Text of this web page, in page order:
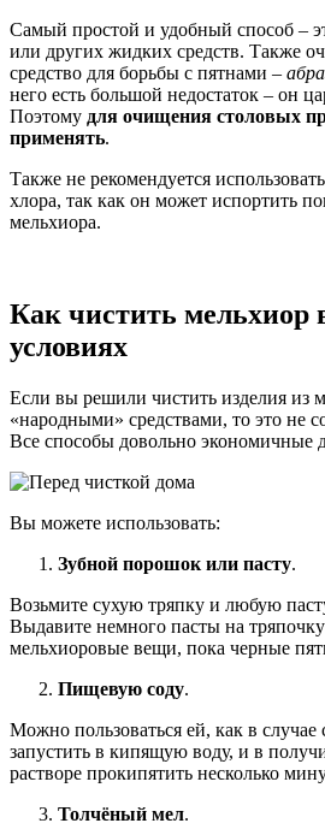
Самый простой и удобный способ –
или других жидких средств. Также
средство для борьбы с пятнами –
него есть большой недостаток – он
Поэтому для очищения столовых
применять.
Также не рекомендуется
хлора, так как он может испортить
мельхиора.
Как чистить мельхиор
условиях
Если вы решили чистить изделия из
«народными» средствами, то это не
Все способы довольно экономичные
Вы можете использовать:
Зубной порошок или пасту.
Возьмите сухую тряпку и любую
Выдавите немного пасты на
мельхиоровые вещи, пока черные
Пищевую соду.
Можно пользоваться ей, как в случае
запустить в кипящую воду, и в
растворе прокипятить несколько
Толчёный мел.